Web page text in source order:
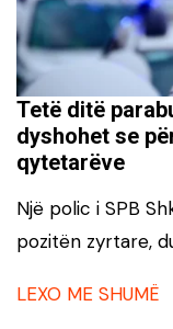
Tetë ditë
dyshohet se
qytetarëve
Një polic i SPB
pozitën zyrtare,
LEXO ME SHUMË